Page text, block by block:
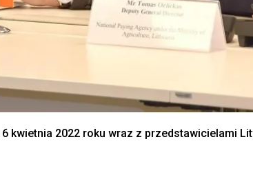
6 kwietnia 2022 roku wraz z przedstawicielami